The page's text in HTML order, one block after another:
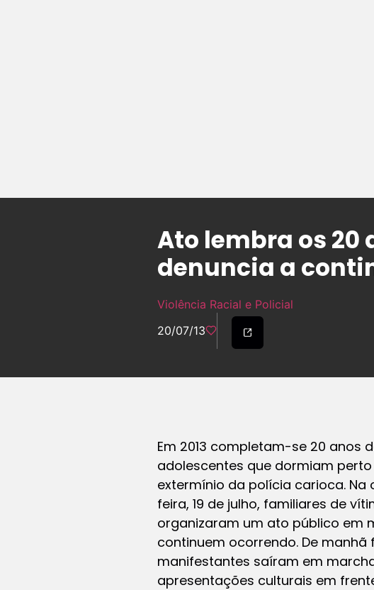
Ato lembra os 20
denuncia a
Violência Racial e Policial
20/07/13
Em 2013 completam-se 20 anos
adolescentes que dormiam
extermínio da polícia carioca.
feira, 19 de julho, familiares de
organizaram um ato público em
continuem ocorrendo. De
manifestantes saíram em
apresentações culturais em